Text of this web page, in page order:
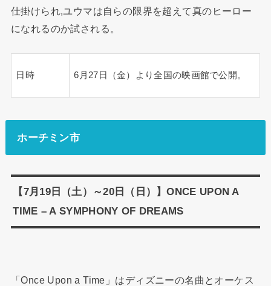
仕掛けられ,ユウマは自らの限界を超えて真のヒーロー
になれるのか試される。
日時 6月27日（金）より全国の映画館で公開。
ホーチミン市
【7月19日（土）～20日（日）】ONCE UPON A
TIME – A SYMPHONY OF DREAMS
「Once Upon a Time」はディズニーの名曲とオーケス